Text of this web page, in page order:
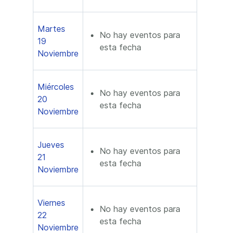
Martes
19
Noviembre
No hay eventos para
esta fecha
Miércoles
20
Noviembre
No hay eventos para
esta fecha
Jueves
21
Noviembre
No hay eventos para
esta fecha
Viernes
22
Noviembre
No hay eventos para
esta fecha